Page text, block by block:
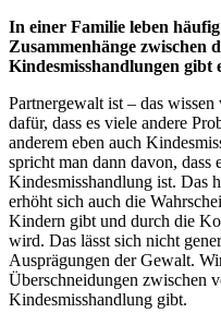
In einer Familie leben
Zusammenhänge zwischen
Kindesmisshandlungen gibt
Partnergewalt ist – das
dafür, dass es viele andere
anderem eben auch
spricht man dann davon, dass
Kindesmisshandlung ist. Das
erhöht sich auch die
Kindern gibt und durch die
wird. Das lässt sich nicht
Ausprägungen der Gewalt.
Überschneidungen zwischen
Kindesmisshandlung gibt.